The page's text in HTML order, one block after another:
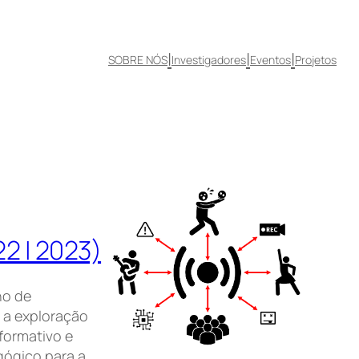
SOBRE NÓS|Investigadores|Eventos|Projetos
| 2023)
de
exploração
e